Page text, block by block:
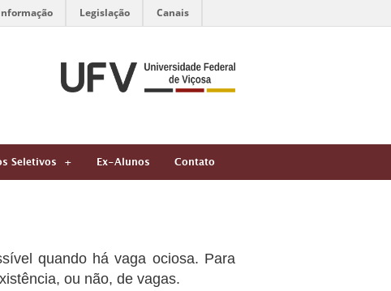
Legislação Canais
Seletivos Ex-Alunos Contato
quando há vaga ociosa. Para
ou não, de vagas.